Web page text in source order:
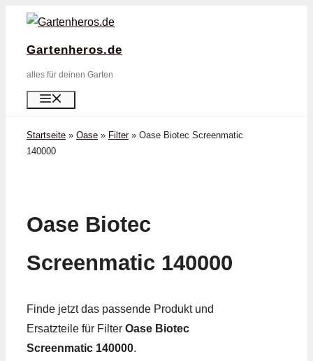
Zum
springen
Gartenheros.de
alles für deinen Garten
Startseite » Oase » Filter» Oase Biotec Screenmatic
140000
Oase Biotec
Screenmatic 140000
Finde jetzt das passende Produkt und
Ersatzteile für Filter Oase Biotec
Screenmatic 140000.